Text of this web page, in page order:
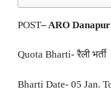
POST– ARO
Quota Bharti- रैली भर्ती
Bharti Date- 05 Jan.